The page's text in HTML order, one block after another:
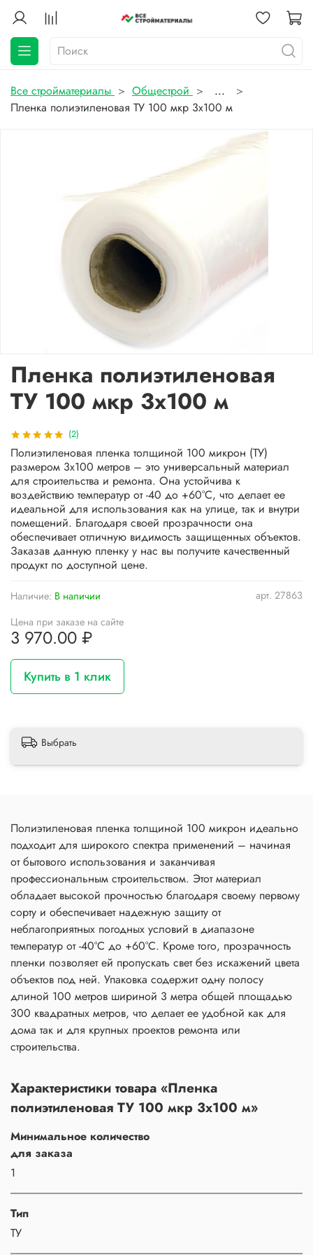
Все стройматериалы Общестрой
...
Пленка полиэтиленовая ТУ 100 мкр 3х100 м
(2)
арт. 27863
Наличие: В наличии
Пленка полиэтиленовая
ТУ 100 мкр 3х100 м
Цена при заказе на сайте
3 970.00 ₽
Купить в 1 клик
Полиэтиленовая пленка толщиной 100 микрон (ТУ)
размером 3x100 метров – это универсальный материал
для строительства и ремонта. Она устойчива к
воздействию температур от -40 до +60°C, что делает ее
идеальной для использования как на улице, так и внутри
помещений. Благодаря своей прозрачности она
обеспечивает отличную видимость защищенных объектов.
Заказав данную пленку у нас вы получите качественный
продукт по доступной цене.
Выбрать
Полиэтиленовая пленка толщиной 100 микрон идеально
подходит для широкого спектра применений – начиная
от бытового использования и заканчивая
профессиональным строительством. Этот материал
обладает высокой прочностью благодаря своему первому
сорту и обеспечивает надежную защиту от
неблагоприятных погодных условий в диапазоне
температур от -40°C до +60°C. Кроме того, прозрачность
пленки позволяет ей пропускать свет без искажений цвета
объектов под ней. Упаковка содержит одну полосу
длиной 100 метров шириной 3 метра общей площадью
300 квадратных метров, что делает ее удобной как для
дома так и для крупных проектов ремонта или
строительства.
Характеристики товара «Пленка
полиэтиленовая ТУ 100 мкр 3х100 м»
Минимальное количество
для заказа
1
Тип
ТУ